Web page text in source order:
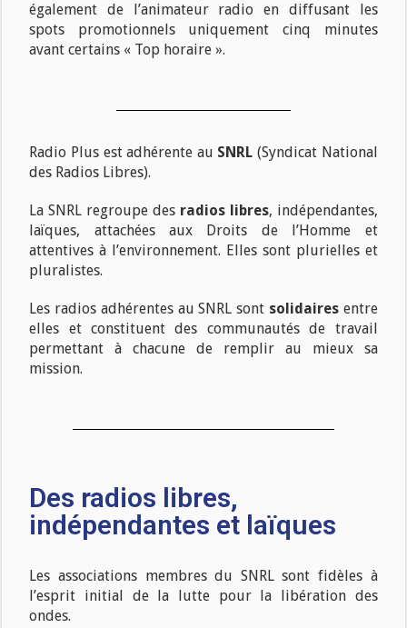
également de l’animateur radio en diffusant les
spots promotionnels uniquement cinq minutes
avant certains « Top horaire ».
Radio Plus est adhérente au SNRL (Syndicat National
des Radios Libres).
La SNRL regroupe des radios libres, indépendantes,
laïques, attachées aux Droits de l’Homme et
attentives à l’environnement. Elles sont plurielles et
pluralistes.
Les radios adhérentes au SNRL sont solidairesentre
elles et constituent des communautés de travail
permettant à chacune de remplir au mieux sa
mission.
Des radios libres,
indépendantes et laïques
Les associations membres du SNRL sont fidèles à
l’esprit initial de la lutte pour la libération des
ondes.